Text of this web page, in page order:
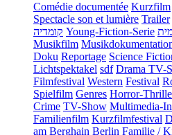
Comédie documentée Kurzfilm
Spectacle son et lumière Trailer
קומדיה Young-Fiction-Serie
Musikfilm
Doku Reportage Science
Lichtspektakel sdf Drama TV-
Filmfestival Western Festival
Spielfilm Genres Horror-
Crime TV-Show Multimedia-
Familienfilm Kurzfilmfestival
am Berghain Berlin Familie /